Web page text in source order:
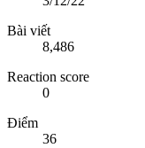
Bài viết
8,486
Reaction score
0
Điểm
36